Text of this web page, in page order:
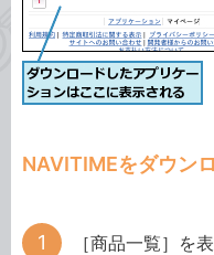
NAVITIMEをダウン
［商品一覧］を